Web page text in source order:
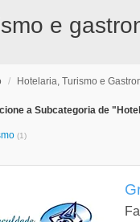
e
/ Hotelaria, Turismo e
a Subcategoria de
(1)